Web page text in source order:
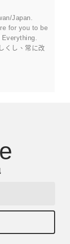
Japan.
for you to be
Everything.
くし、常に改